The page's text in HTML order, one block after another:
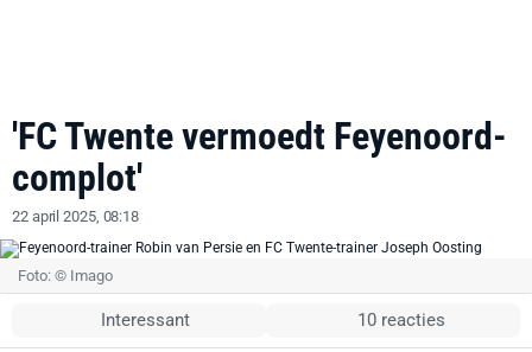
'FC Twente vermoedt Feyenoord-
complot'
22 april 2025, 08:18
Foto: © Imago
Interessant 10 reacties